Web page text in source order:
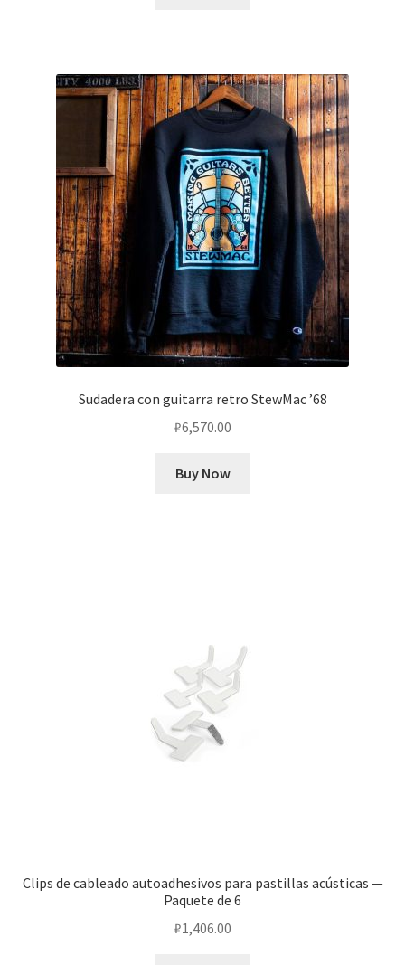
Sudadera con guitarra retro StewMac ’68
₽6,570.00
Buy Now
Clips de cableado autoadhesivos para pastillas acústicas —
Paquete de 6
₽1,406.00